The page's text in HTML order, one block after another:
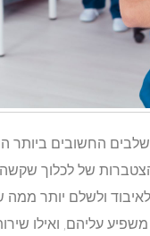
החשובים ביותר
הצטברות של לכלוך
ולשלם יותר
עליהם, ואילו